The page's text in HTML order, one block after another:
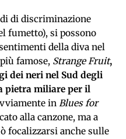
di discriminazione
fumetto), si possono
della diva nel
famose, Strange Fruit,
dei neri nel Sud degli
pietra miliare per il
in Blues for
alla canzone, ma a
focalizzarsi anche sulle